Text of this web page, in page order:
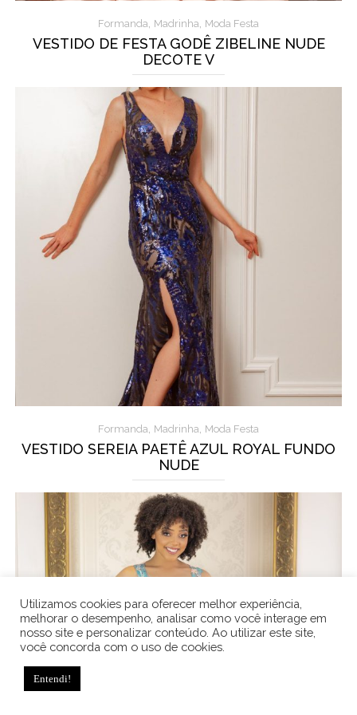
Formanda, Madrinha, Moda Festa
VESTIDO DE FESTA GODÊ ZIBELINE NUDE
DECOTE V
Formanda, Madrinha, Moda Festa
VESTIDO SEREIA PAETÊ AZUL ROYAL FUNDO
NUDE
Utilizamos cookies para oferecer melhor experiência,
melhorar o desempenho, analisar como você interage em
nosso site e personalizar conteúdo. Ao utilizar este site,
você concorda com o uso de cookies.
Entendi!